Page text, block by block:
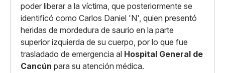
poder liberar a la víctima, que posteriormente se
identificó como Carlos Daniel 'N', quien presentó
heridas de mordedura de saurio en la parte
superior izquierda de su cuerpo, por lo que fue
trasladado de emergencia al Hospital General de
Cancún para su atención médica.